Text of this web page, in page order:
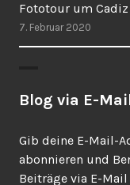
Fototour um
7. Februar 2020
Blog via E-
Gib deine E-Mail-
abonnieren und
Beiträge via E-